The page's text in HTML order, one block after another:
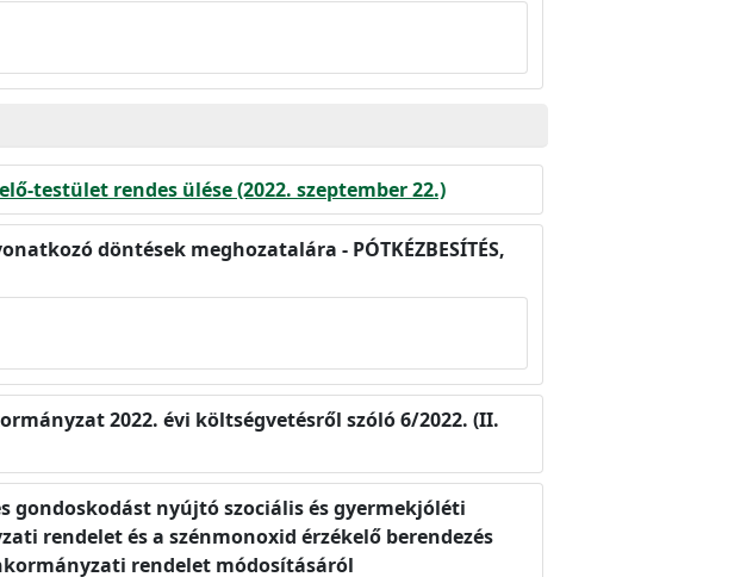
testület rendes ülése (2022. szeptember 22.)
döntések meghozatalára - PÓTKÉZBESÍTÉS,
2022. évi költségvetésről szóló 6/2022. (II.
gondoskodást nyújtó szociális és gyermekjóléti
rendelet és a szénmonoxid érzékelő berendezés
rendelet módosításáról